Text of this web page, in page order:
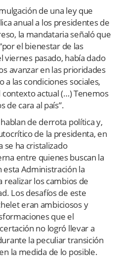
de una ley que
anual a los presidentes de
la mandataria señaló que
el bienestar de las
viernes pasado, había dado
avanzar en las prioridades
las condiciones sociales,
actual (…) Tenemos
de cara al país”.
de derrota política y,
de la presidenta, en
se ha cristalizado
entre quienes buscan la
esta Administración la
los cambios de
Los desafíos de este
eran ambiciosos y
que el
no logró llevar a
la peculiar transición
la medida de lo posible.